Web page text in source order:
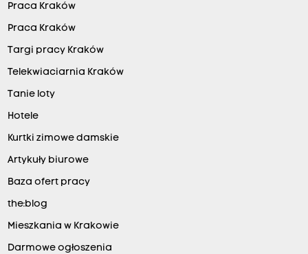
Praca Kraków
Praca Kraków
Targi pracy Kraków
Telekwiaciarnia Kraków
Tanie loty
Hotele
Kurtki zimowe damskie
Artykuły biurowe
Baza ofert pracy
the:blog
Mieszkania w Krakowie
Darmowe ogłoszenia